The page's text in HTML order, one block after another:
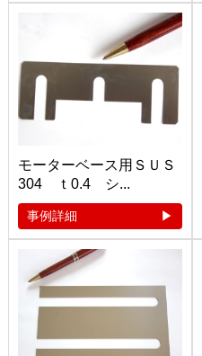
モーターベース用ＳＵＳ
304 ｔ0.4 シ...
事例詳細